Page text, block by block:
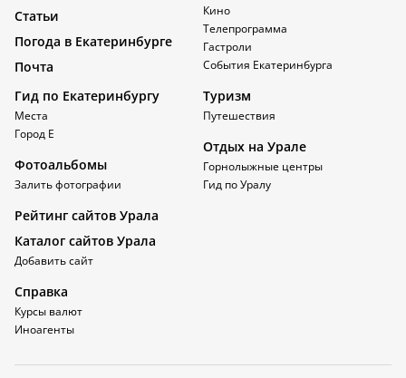
Статьи
Погода в Екатеринбурге
Почта
Кино
Телепрограмма
Гастроли
События Екатеринбурга
Гид по Екатеринбургу
Места
Город Е
Фотоальбомы
Залить фотографии
Туризм
Путешествия
Отдых на Урале
Горнолыжные центры
Гид по Уралу
Рейтинг сайтов Урала
Каталог сайтов Урала
Добавить сайт
Справка
Курсы валют
Иноагенты